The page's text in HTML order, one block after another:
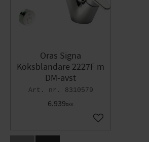
Oras Signa
Köksblandare 2227F m
DM-avst
8310579
6.939DKK
Gem som favorit